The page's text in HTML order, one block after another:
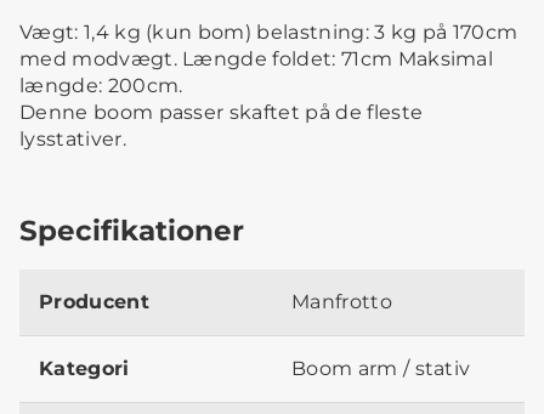
Vægt: 1,4 kg (kun bom) belastning: 3 kg på 170cm
med modvægt. Længde foldet: 71cm Maksimal
længde: 200cm.
Denne boom passer skaftet på de fleste
lysstativer.
Specifikationer
Producent Manfrotto
Kategori Boom arm / stativ